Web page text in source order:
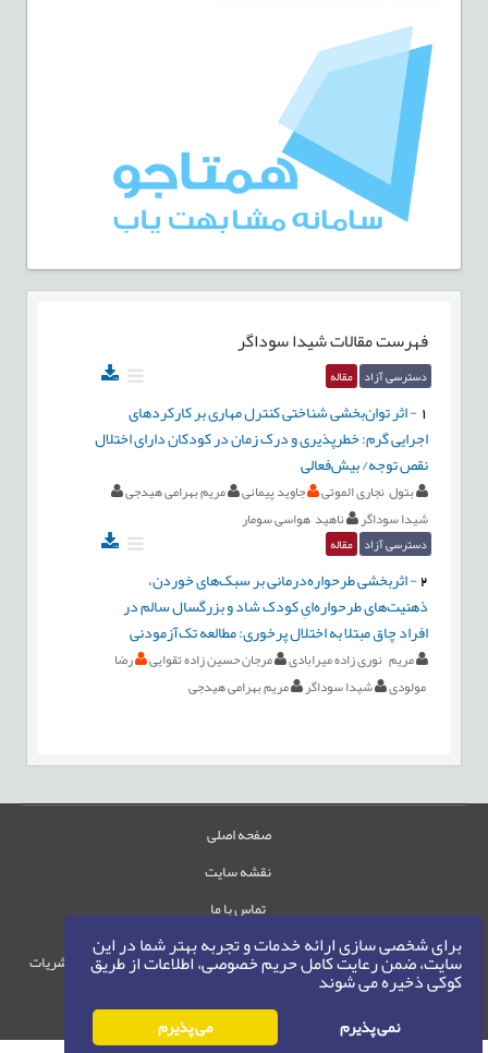
برای شخصی سازی ارائه خدمات و تجربه بهتر شما در این
سایت، ضمن رعایت کامل حریم خصوصی، اطلاعات از طریق
کوکی ذخیره می شوند
نمی پذیرم می پذیرم
فهرست مقالاتشیدا سوداگر
دسترسی آزاد مقاله
-اثر توان‌بخشی شناختی کنترل مهاری بر کارکردهای
اجرایی گرم: خطرپذیری و درک زمان در کودکان دارای اختلال
نقص توجه/ بیش‌فعالی
بتول نجاری الموتی جاوید پیمانی
مریم بهرامی هیدجی
شیدا سوداگر
ناهید هواسی سومار
دسترسی آزاد مقاله
2
-اثربخشی طرحواره‌درمانی بر سبک‌های خوردن،
ذهنیت‌های طرحواره‌ایِ کودک شاد و بزرگسال سالم در
افراد چاق مبتلا به اختلال پرخوری: مطالعه تک‌آزمودنی
مریم نوری زاده میرابادی مرجان حسین زاده تقوایی
رضا
مولودی
شیدا سوداگر مریم بهرامی هیدجی
صفحه اصلی
نقشه سایت
تماس با ما
حقوق این وب‌سایت متعلق به سامانه مدیریت نشریات
حق نشر 1405-1396